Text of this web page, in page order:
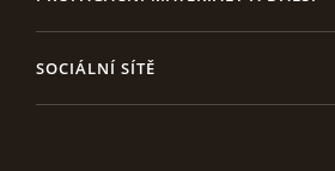
SOCIÁLNÍ SÍTĚ